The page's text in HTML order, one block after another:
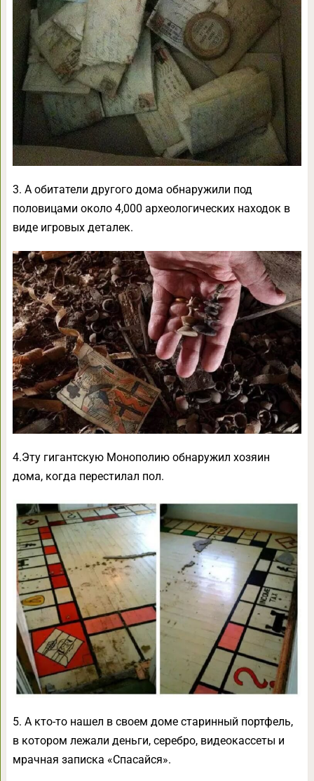
3. А обитатели другого дома обнаружили под
половицами около 4,000 археологических находок в
виде игровых деталек.
4.Эту гигантскую Монополию обнаружил хозяин
дома, когда перестилал пол.
5. А кто-то нашел в своем доме старинный портфель,
в котором лежали деньги, серебро, видеокассеты и
мрачная записка «Спасайся».